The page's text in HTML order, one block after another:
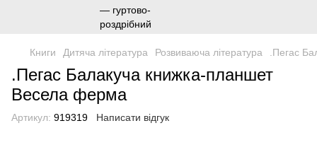
Книги Дитяча література Розвиваюча література .Пегас
.Пегас Балакуча книжка-планшет
Весела ферма
Артикул: 919319 Написати відгук